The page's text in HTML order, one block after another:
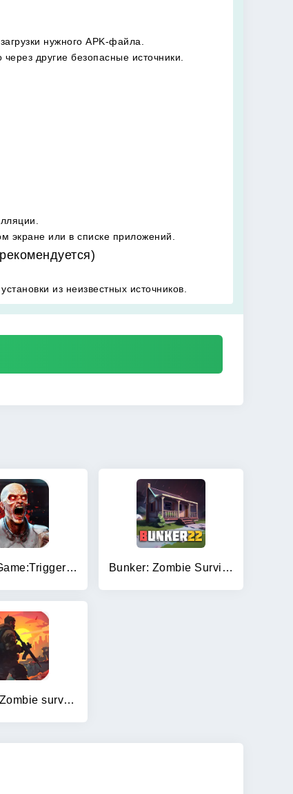
нужного APK-файла.
другие безопасные источники.
экране или в списке приложений.
из неизвестных источников.
Zombie Game:Trigger Survivor Bunker: Zombie Survival Games
TEGRA: Zombie survival island